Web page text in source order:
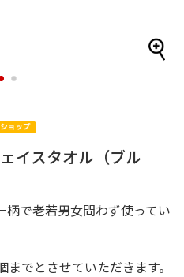
2
イスタオル（ブル
で老若男女問わず使ってい
でとさせていただきます。